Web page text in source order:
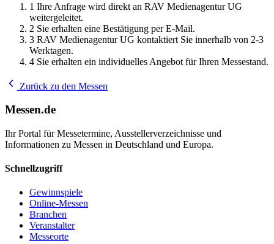
1 Ihre Anfrage wird direkt an RAV Medienagentur UG
weitergeleitet.
2 Sie erhalten eine Bestätigung per E-Mail.
3 RAV Medienagentur UG kontaktiert Sie innerhalb von 2-3
Werktagen.
4 Sie erhalten ein individuelles Angebot für Ihren Messestand.
Zurück zu den Messen
Messen.de
Ihr Portal für Messetermine, Ausstellerverzeichnisse und
Informationen zu Messen in Deutschland und Europa.
Schnellzugriff
Gewinnspiele
Online-Messen
Branchen
Veranstalter
Messeorte